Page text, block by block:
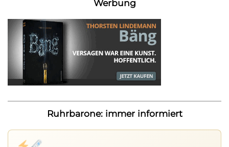
Werbung
Ruhrbarone: immer informiert